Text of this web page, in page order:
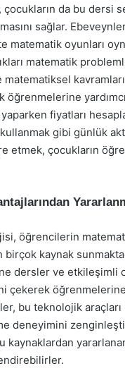
da bu dersi
sağlar.
matematik oyunları
matematik
öğrenmelerine
fiyatları
gibi günlük
etmek, çocukların
öğrencilerin
birçok kaynak
dersler ve etkileşimli
çekerek öğrenmelerine
bu teknolojik
deneyimini
kaynaklardan